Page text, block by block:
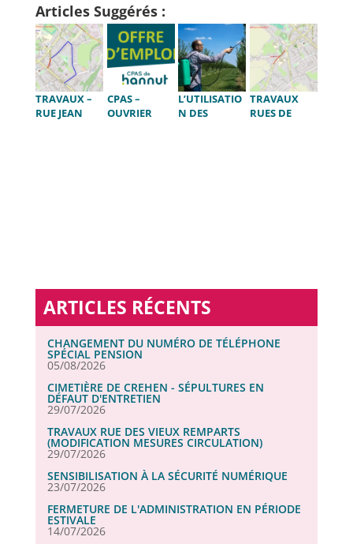
Articles Suggérés :
TRAVAUX –
RUE JEAN
CPAS –
OUVRIER
L’UTILISATIO
N DES
TRAVAUX
RUES DE
ARTICLES RÉCENTS
CHANGEMENT DU NUMÉRO DE TÉLÉPHONE
SPÉCIAL PENSION
05/08/2026
CIMETIÈRE DE CREHEN - SÉPULTURES EN
DÉFAUT D'ENTRETIEN
29/07/2026
TRAVAUX RUE DES VIEUX REMPARTS
(MODIFICATION MESURES CIRCULATION)
29/07/2026
SENSIBILISATION À LA SÉCURITÉ NUMÉRIQUE
23/07/2026
FERMETURE DE L'ADMINISTRATION EN PÉRIODE
ESTIVALE
14/07/2026